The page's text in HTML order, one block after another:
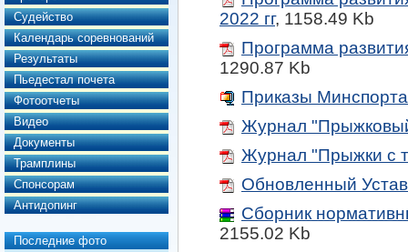
Судейство
Календарь соревнований
Результаты
Пьедестал почета
Фотоотчеты
Видео
Документы
Трамплины
Спонсорам
Антидопинг
Последние фото
2022 гг, 1158.49 Kb
Программа
1290.87 Kb
Приказы
Журнал
Журнал "Прыжки с
Обновленный
Сборник
2155.02 Kb